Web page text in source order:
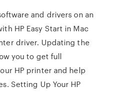
and drivers on an
HP Easy Start in Mac
driver. Updating the
you to get full
HP printer and help
Setting Up Your HP